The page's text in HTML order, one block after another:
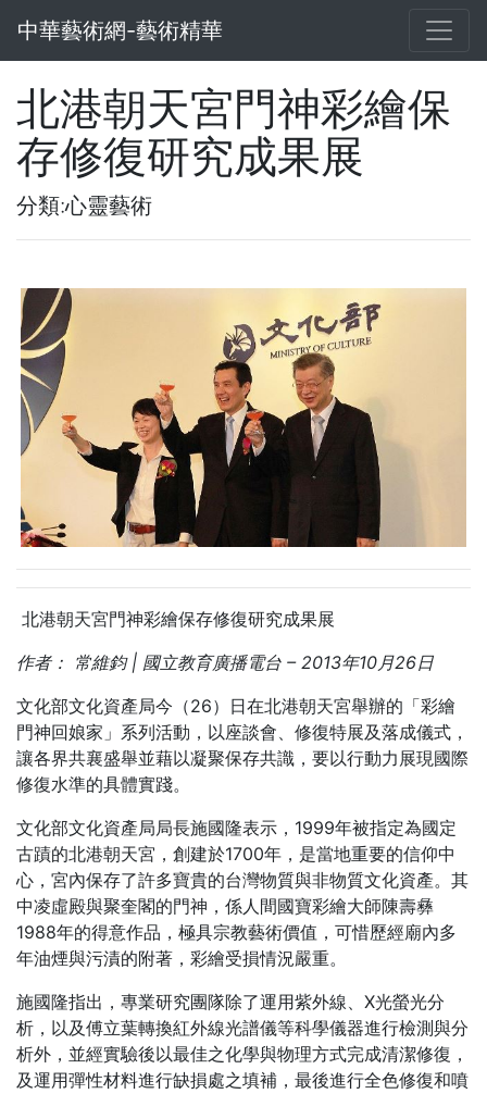
中華藝術網-藝術精華
北港朝天宮門神彩繪保
存修復研究成果展
分類:心靈藝術
北港朝天宮門神彩繪保存修復研究成果展
作者： 常維鈞 | 國立教育廣播電台 – 2013年10月26日
文化部文化資產局今（26）日在北港朝天宮舉辦的「彩繪
門神回娘家」系列活動，以座談會、修復特展及落成儀式，
讓各界共襄盛舉並藉以凝聚保存共識，要以行動力展現國際
修復水準的具體實踐。
文化部文化資產局局長施國隆表示，1999年被指定為國定
古蹟的北港朝天宮，創建於1700年，是當地重要的信仰中
心，宮內保存了許多寶貴的台灣物質與非物質文化資產。其
中凌虛殿與聚奎閣的門神，係人間國寶彩繪大師陳壽彝
1988年的得意作品，極具宗教藝術價值，可惜歷經廟內多
年油煙與污漬的附著，彩繪受損情況嚴重。
施國隆指出，專業研究團隊除了運用紫外線、X光螢光分
析，以及傅立葉轉換紅外線光譜儀等科學儀器進行檢測與分
析外，並經實驗後以最佳之化學與物理方式完成清潔修復，
及運用彈性材料進行缺損處之填補，最後進行全色修復和噴